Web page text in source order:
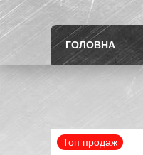
ГОЛОВНА
Топ продаж